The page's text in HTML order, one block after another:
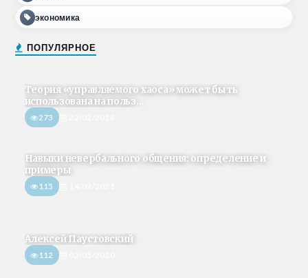
экономика
ПОПУЛЯРНОЕ
Теория «управляемого хаоса» может быть
использована на польз...
273
Навыки невербального общения: определение и
примеры
115
Алексей Паустовский
112